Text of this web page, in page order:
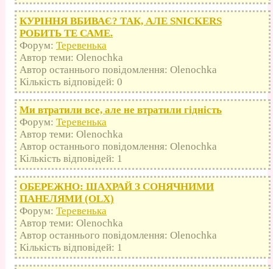
КУРІННЯ ВБИВАЄ? ТАК, АЛЕ SNICKERS
РОБИТЬ ТЕ САМЕ.
Форум: Теревенька
Автор теми: Olenochka
Автор останнього повідомлення: Olenochka
Кількість відповідей: 0
Ми втратили все, але не втратили гідність
Форум: Теревенька
Автор теми: Olenochka
Автор останнього повідомлення: Olenochka
Кількість відповідей: 1
ОБЕРЕЖНО: ШАХРАЙ З СОНЯЧНИМИ
ПАНЕЛЯМИ (OLX)
Форум: Теревенька
Автор теми: Olenochka
Автор останнього повідомлення: Olenochka
Кількість відповідей: 1